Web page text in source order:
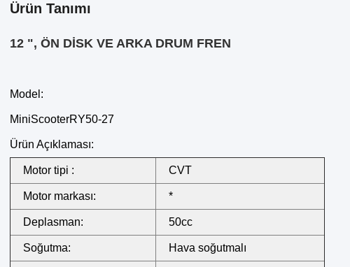
Ürün Tanımı
12 ", ÖN DİSK VE ARKA DRUM FREN
Model:
MiniScooterRY50-27
Ürün Açıklaması:
Motor tipi : CVT
Motor markası: *
Deplasman: 50cc
Soğutma: Hava soğutmalı